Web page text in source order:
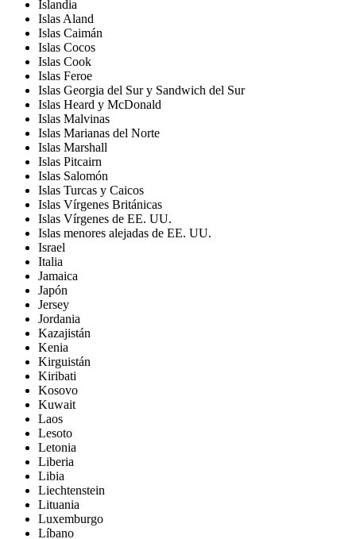
Islandia
Islas Aland
Islas Caimán
Islas Cocos
Islas Cook
Islas Feroe
Islas Georgia del Sur y Sandwich del Sur
Islas Heard y McDonald
Islas Malvinas
Islas Marianas del Norte
Islas Marshall
Islas Pitcairn
Islas Salomón
Islas Turcas y Caicos
Islas Vírgenes Británicas
Islas Vírgenes de EE. UU.
Islas menores alejadas de EE. UU.
Israel
Italia
Jamaica
Japón
Jersey
Jordania
Kazajistán
Kenia
Kirguistán
Kiribati
Kosovo
Kuwait
Laos
Lesoto
Letonia
Liberia
Libia
Liechtenstein
Lituania
Luxemburgo
Líbano